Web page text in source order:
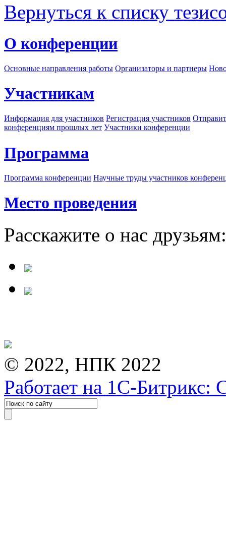
Вернуться к списку
О конференции
Основные направления работы Организаторы и партнеры
Участникам
Информация для участников Регистрация участников
конференциям прошлых лет Участники конференции
Программа
Программа конференции Научные труды участников
Место проведения
Расскажите о нас друзьям:
© 2022, НПК 2022
Работает на 1С-Битрикс: